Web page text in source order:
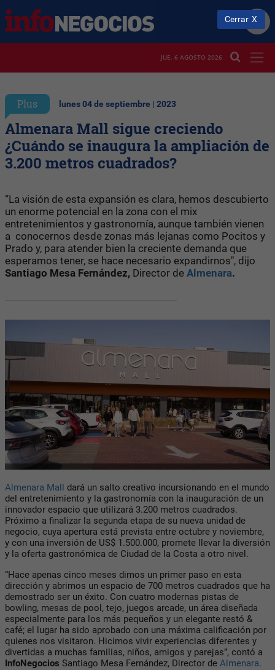
JUE. 6 AGOSTO 2026
Plus lunes 04 de septiembre | 2023
Almenara Mall sigue creciendo
¿Cuándo se inaugura la ampliación de
3.200 metros cuadrados?
“La visión de esta expansión es clara, hemos descubierto
un enorme potencial en la zona con el mix
entretenimientos y gastronomía, aunque también vienen
a conocernos desde zonas más lejanas como Pocitos y
Prado y, para atender bien la creciente demanda que
esperamos tener, se hace necesario expandirnos", dijo
Santiago Mesa Fernández, Director de Almenara.
Almenara Mall dará un salto creativo incursionando en el mundo
del entretenimiento y la gastronomía con la inauguración de un
innovador espacio que utilizará 3.200 metros cuadrados.
Próximo a finalizar la segunda etapa de su nueva unidad de
negocio, cuya apertura está prevista entre octubre y noviembre,
y con una inversión de US$ 1.500.000, promete llevar la diversión
y la oferta gastronómica de Ciudad de la Costa a otro nivel.
“Hace apenas cinco meses dimos un primer paso en esta
dirección y abrimos un espacio de 700 metros cuadrados que ha
demostrado ser un éxito. Con cuatro modernas pistas de
bowling, mesas de pool, tejo, juegos arcade, un área diseñada
especialmente para los más pequeños y un elegante restó &
café; el lugar ha sido aprobado con una máxima calificación por
quienes nos visitaron. Hicimos vivir experiencias diferentes y
divertidas a muchas familias, niños, amigos y parejas”, contó a
InfoNegocios Santiago Mesa Fernández, Director de Almenara.
Cerrar